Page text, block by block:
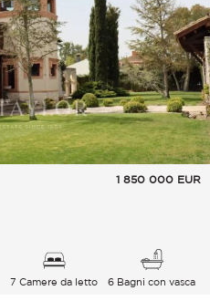
1 850 000 EUR
7 Camere da letto 6 Bagni con vasca